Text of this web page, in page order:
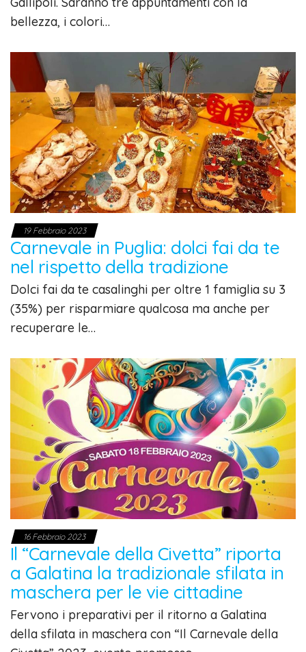
bellezza, i colori…
19 Febbraio 2023
Carnevale in Puglia: dolci fai da te
nel rispetto della tradizione
Dolci fai da te casalinghi per oltre 1 famiglia su 3
(35%) per risparmiare qualcosa ma anche per
recuperare le…
16 Febbraio 2023
Il “Carnevale della Civetta” riporta
a Galatina la tradizionale sfilata in
maschera per le vie cittadine
Fervono i preparativi per il ritorno a Galatina
della sfilata in maschera con “Il Carnevale della